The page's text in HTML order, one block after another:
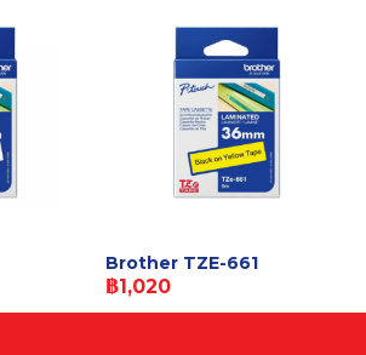
Brother TZE-661
฿1,020